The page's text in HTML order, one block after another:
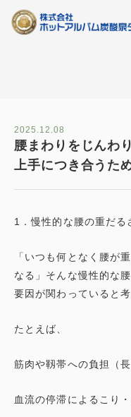
2025.12.08
腰まわりをじんわ
上手につき合うた
1．慢性的な腰の重だる
「いつも何となく腰が
なる」そんな慢性的な
要因が関わっていると
たとえば、
筋肉や靱帯への負担（
血流の停滞によるこり・